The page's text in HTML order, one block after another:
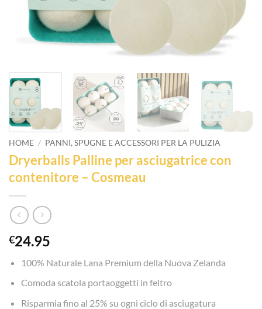
HOME / PANNI, SPUGNE E ACCESSORI PER LA PULIZIA
Dryerballs Palline per asciugatrice con
contenitore – Cosmeau
€24.95
100% Naturale Lana Premium della Nuova Zelanda
Comoda scatola portaoggetti in feltro
Risparmia fino al 25% su ogni ciclo di asciugatura